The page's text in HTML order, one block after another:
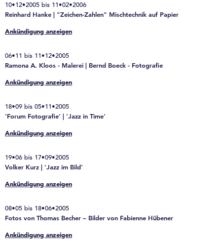
10•12•2005 bis 11•02•2006
Reinhard Hanke | "Zeichen-Zahlen" Mischtechnik auf Papier
Ankündigung anzeigen
06•11 bis 11•12•2005
Ramona A. Kloos - Malerei | Bernd Boeck - Fotografie
Ankündigung anzeigen
18•09 bis 05•11•2005
'Forum Fotografie' | 'Jazz in Time'
Ankündigung anzeigen
19•06 bis 17•09•2005
Volker Kurz | 'Jazz im Bild'
Ankündigung anzeigen
08•05 bis 18•06•2005
Fotos von Thomas Becher – Bilder von Fabienne Hübener
Ankündigung anzeigen